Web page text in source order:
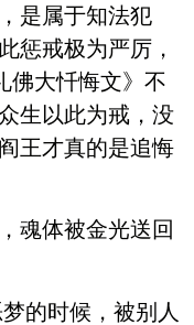
是属于知法犯
惩戒极为严厉，
佛大忏悔文》不
生以此为戒，没
王才真的是追悔
魂体被金光送回
的时候，被别人